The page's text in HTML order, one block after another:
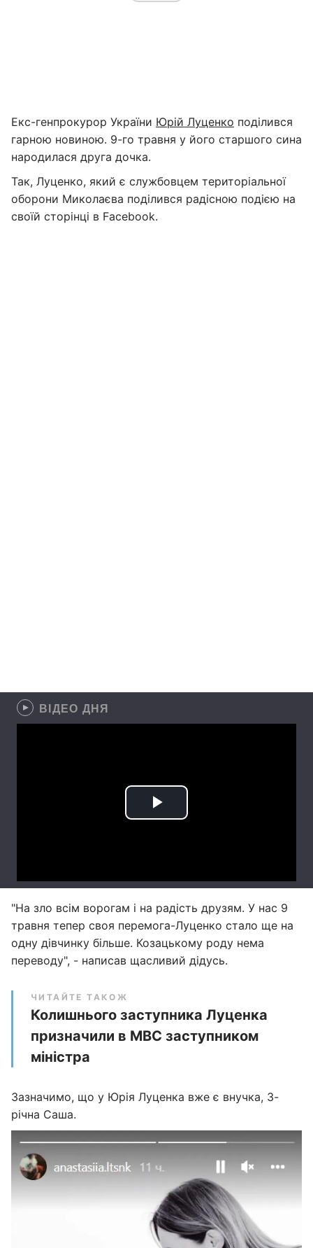
Екс-генпрокурор України Юрій Луценко поділився
гарною новиною. 9-го травня у його старшого сина
народилася друга дочка.
Так, Луценко, який є службовцем територіальної
оборони Миколаєва поділився радісною подією на
своїй сторінці в Facebook.
ВІДЕО ДНЯ
"На зло всім ворогам і на радість друзям. У нас 9
травня тепер своя перемога-Луценко стало ще на
одну дівчинку більше. Козацькому роду нема
переводу", - написав щасливий дідусь.
ЧИТАЙТЕ ТАКОЖ
Колишнього заступника Луценка
призначили в МВС заступником
міністра
Зазначимо, що у Юрія Луценка вже є внучка, 3-
річна Саша.